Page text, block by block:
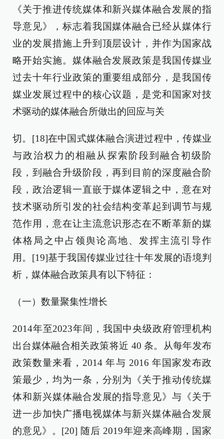
《关于推进传统媒体和新兴媒体融合发展的指
导意见》，标志着我国媒体融合已经从媒体行
业的发展措施上升到顶层设计，并作为国家战
略开始实施。媒体融合发展政策是我国传媒业
过去十年行业政策的重要组成部分，是我国传
媒业发展过程中的核心议题，是党和国家对技
术驱动的媒体融合所做出的回应与关
切。[18]在中国式媒体融合演进过程中，传媒业
与政治权力的相融从探索阶段到融合初级阶
段，到融合升级阶段，再到目前的深度融合阶
段，政治逻辑一直嵌于媒体逻辑之中，意在对
技术驱动所引发的社会结构变革起到调节与规
范作用，意在让主流意识形态在不断革新的媒
体格局之中占领舆论高地、发挥主流引导作
用。[19]基于我国传媒业过往十年发展的语境判
析，媒体融合政策具有以下特征：
（一）数量聚集性增长
2014年至2023年间，我国中央级政府管理机构
出台媒体融合相关政策将近 40 条。从每年发布
政策数量来看，2014 年与 2016 年国家发布政
策最少，均为一条，分别为《关于推动传统媒
体和新兴媒体融合发展的指导意见》与《关于
进一步加快广播电视媒体与新兴媒体融合发展
的意见》。[20] 随后 2019年迎来高峰期，国家